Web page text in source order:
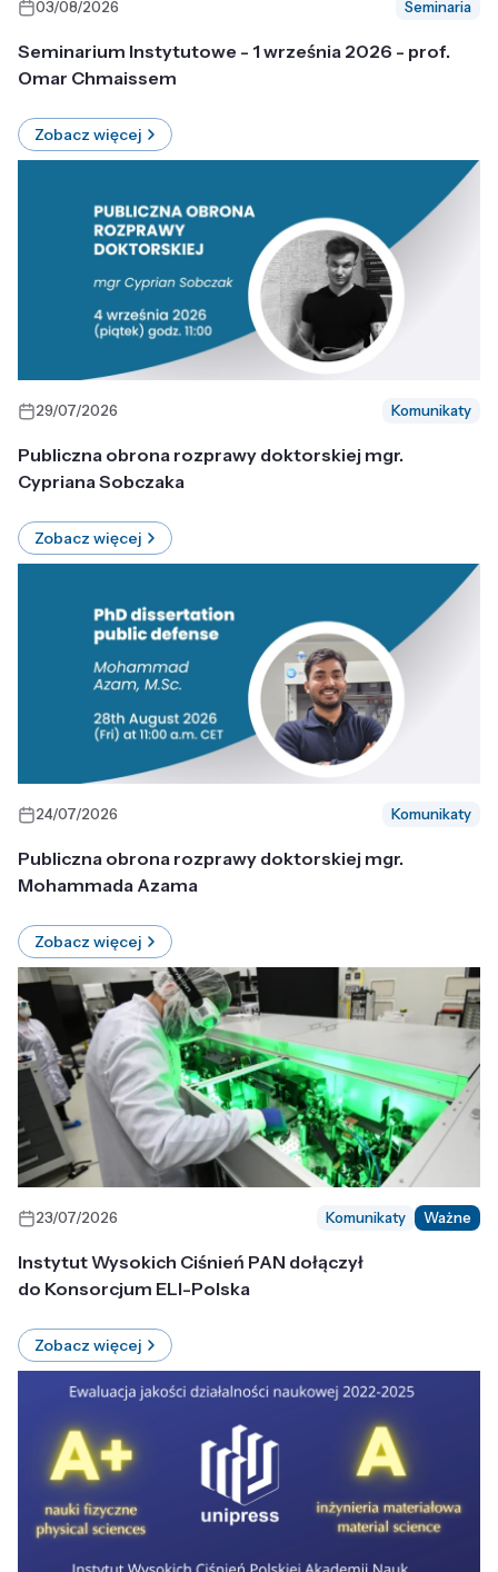
03/08/2026 Seminaria
Seminarium Instytutowe - 1 września 2026 - prof.
Omar Chmaissem
Zobacz więcej
29/07/2026 Komunikaty
Publiczna obrona rozprawy doktorskiej mgr.
Cypriana Sobczaka
Zobacz więcej
24/07/2026 Komunikaty
Publiczna obrona rozprawy doktorskiej mgr.
Mohammada Azama
Zobacz więcej
23/07/2026 Komunikaty Ważne
Instytut Wysokich Ciśnień PAN dołączył
do Konsorcjum ELI-Polska
Zobacz więcej